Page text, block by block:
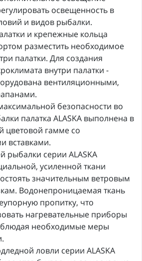
освещенность в
и видов рыбалки.
и крепежные кольца
разместить необходимое
палатки. Для создания
внутри палатки -
вентиляционными,
безопасности во
палатка ALASKA выполнена в
цветовой гамме со
вставками.
рыбалки серии ALASKA
усиленной ткани
значительным ветровым
Водонепроницаемая ткань
пропитку, что
нагревательные приборы
необходимые меры
ловли серии ALASKA